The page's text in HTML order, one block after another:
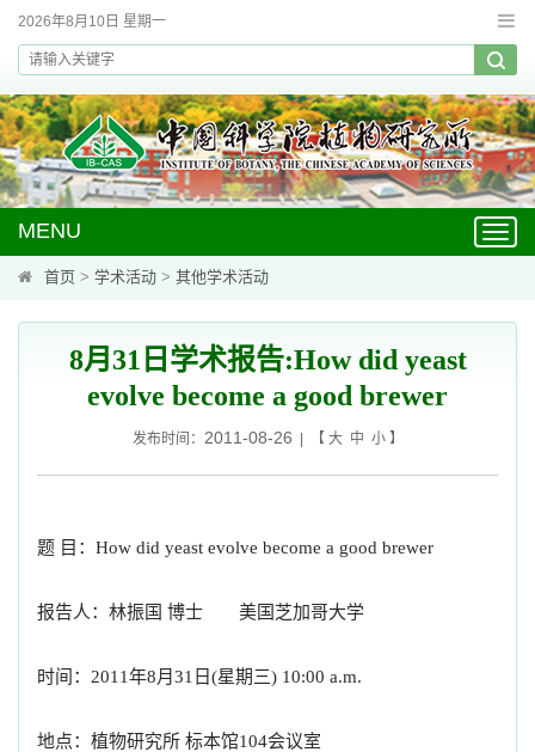
2026年8月10日 星期一
MENU
首页 > 学术活动 > 其他学术活动
8月31日学术报告:How did yeast
evolve become a good brewer
发布时间： 2011-08-26 | 【 大 中 小】
题 目：How did yeast evolve become a good brewer
报告人：林振国 博士 美国芝加哥大学
时间：2011年8月31日(星期三) 10:00 a.m.
地点：植物研究所 标本馆104会议室